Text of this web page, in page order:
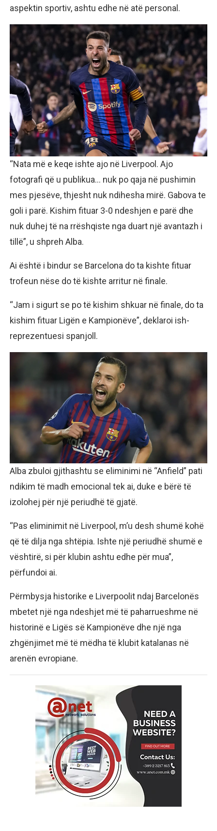
aspektin sportiv, ashtu edhe në atë personal.
“Nata më e keqe ishte ajo në Liverpool. Ajo
fotografi që u publikua… nuk po qaja në pushimin
mes pjesëve, thjesht nuk ndihesha mirë. Gabova te
goli i parë. Kishim fituar 3-0 ndeshjen e parë dhe
nuk duhej të na rrëshqiste nga duart një avantazh i
tillë”, u shpreh Alba.
Ai është i bindur se Barcelona do ta kishte fituar
trofeun nëse do të kishte arritur në finale.
“Jam i sigurt se po të kishim shkuar në finale, do ta
kishim fituar Ligën e Kampionëve”, deklaroi ish-
reprezentuesi spanjoll.
Alba zbuloi gjithashtu se eliminimi në “Anfield” pati
ndikim të madh emocional tek ai, duke e bërë të
izolohej për një periudhë të gjatë.
“Pas eliminimit në Liverpool, m’u desh shumë kohë
që të dilja nga shtëpia. Ishte një periudhë shumë e
vështirë, si për klubin ashtu edhe për mua”,
përfundoi ai.
Përmbysja historike e Liverpoolit ndaj Barcelonës
mbetet një nga ndeshjet më të paharrueshme në
historinë e Ligës së Kampionëve dhe një nga
zhgënjimet më të mëdha të klubit katalanas në
arenën evropiane.